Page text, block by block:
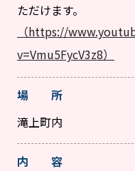
ただけます。
（https://
v=Vmu5FycV3z8）
場 所
滝上町内
内 容